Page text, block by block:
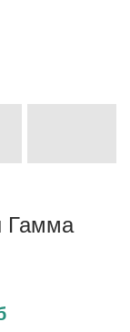
Гамма